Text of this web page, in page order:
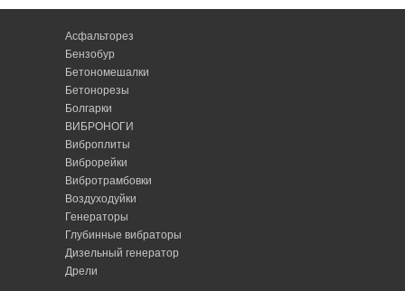
Асфальторез
Бензобур
Бетономешалки
Бетонорезы
Болгарки
ВИБРОНОГИ
Виброплиты
Виброрейки
Вибротрамбовки
Воздуходуйки
Генераторы
Глубинные вибраторы
Дизельный генератор
Дрели